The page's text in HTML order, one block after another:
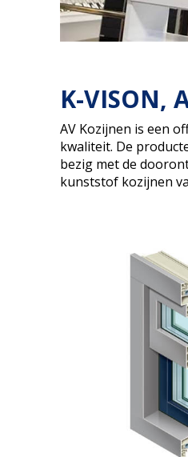
K-VISON,
AV Kozijnen is een
kwaliteit. De
bezig met de
kunststof kozijnen